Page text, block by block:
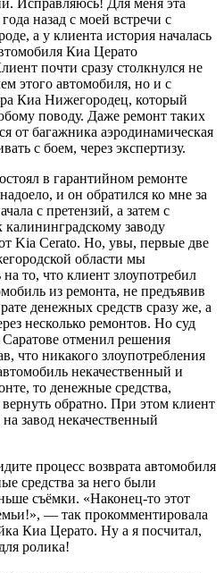
Исправляюсь! Для меня эта
назад с моей встречи с
а у клиента история началась
Киа Церато
почти сразу столкнулся не
этого автомобиля, но и с
Киа Нижегородец, который
поводу. Даже ремонт таких
от багажника аэродинамическая
с боем, через экспертизу.
в гарантийном ремонте
и он обратился ко мне за
с претензий, а затем с
заводу
Kia Cerato. Но, увы, первые две
области мы
то, что клиент злоупотребил
из ремонта, не предъявив
денежных средств сразу же, а
несколько ремонтов. Но суд
отменил решения
что никакого злоупотребления
некачественный и
то денежные средства,
обратно. При этом клиент
завод некачественный
процесс возврата автомобиля
средства за него были
съёмки. «Наконец-то этот
— так прокомментировала
Киа Церато. Ну а я посчитал,
ролика!